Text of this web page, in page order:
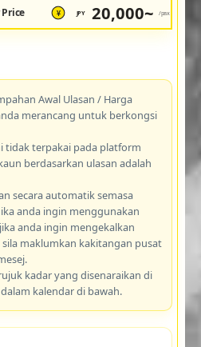
¥ JPY 20,000~ /pax
Awal Ulasan / Harga
merancang untuk berkongsi
tidak terpakai pada platform
berdasarkan ulasan adalah
secara automatik semasa
anda ingin menggunakan
anda ingin mengekalkan
maklumkan kakitangan pusat
kadar yang disenaraikan di
kalendar di bawah.